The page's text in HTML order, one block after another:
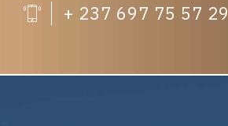
+ 237 697 75 57 29